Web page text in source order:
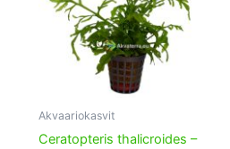
Akvaariokasvit
Ceratopteris thalicroides –